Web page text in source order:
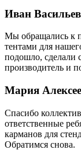
Иван
Мы обращались к
тентами для
подошло, сделали
производитель и
Мария
Спасибо
ответственные
карманов для
Обратимся снова.